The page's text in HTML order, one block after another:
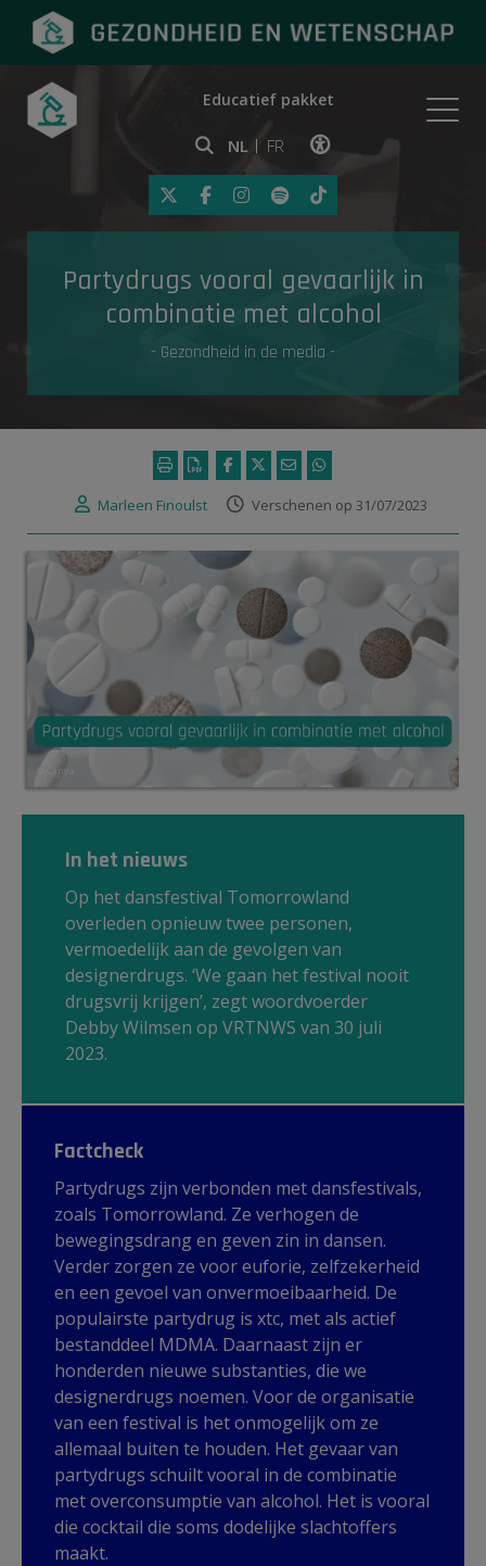
Onderwerpen
Gezondheid in de media
Educatief pakket
NL FR
Klik op deze link om
Partydrugs vooral gevaarlijk in
combinatie met alcohol
- Gezondheid in de media -
Marleen Finoulst Verschenen op 31/07/2023
© Canva
In het nieuws
Op het dansfestival Tomorrowland
overleden opnieuw twee personen,
vermoedelijk aan de gevolgen van
designerdrugs. ‘We gaan het festival nooit
drugsvrij krijgen’, zegt woordvoerder
Debby Wilmsen op VRTNWS van 30 juli
2023.
Factcheck
Partydrugs zijn verbonden met dansfestivals,
zoals Tomorrowland. Ze verhogen de
bewegingsdrang en geven zin in dansen.
Verder zorgen ze voor euforie, zelfzekerheid
en een gevoel van onvermoeibaarheid. De
populairste partydrug is xtc, met als actief
bestanddeel MDMA. Daarnaast zijn er
honderden nieuwe substanties, die we
designerdrugs noemen. Voor de organisatie
van een festival is het onmogelijk om ze
allemaal buiten te houden. Het gevaar van
partydrugs schuilt vooral in de combinatie
met overconsumptie van alcohol. Het is vooral
die cocktail die soms dodelijke slachtoffers
maakt.